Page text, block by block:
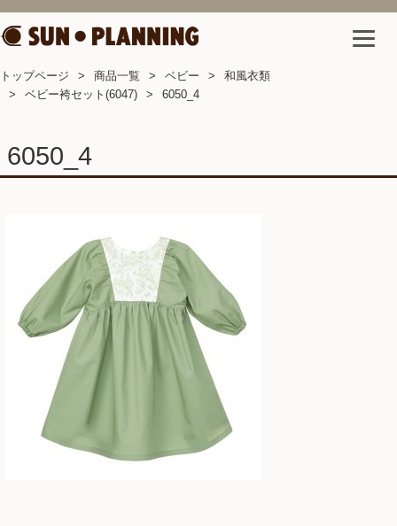
トップページ 商品一覧 ベビー
和風衣類
ベビー袴セット(6047)
6050_4
6050_4